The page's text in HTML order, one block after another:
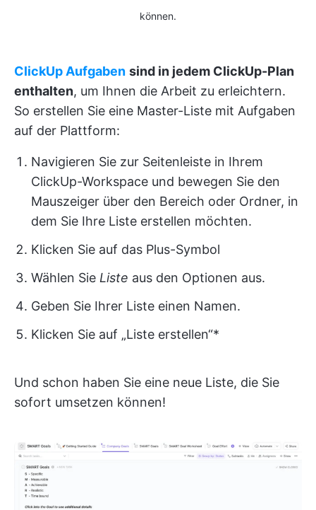
können.
ClickUp Aufgaben sind in jedem ClickUp-Plan
enthalten, um Ihnen die Arbeit zu erleichtern.
So erstellen Sie eine Master-Liste mit Aufgaben
auf der Plattform:
Navigieren Sie zur Seitenleiste in Ihrem
ClickUp-Workspace und bewegen Sie den
Mauszeiger über den Bereich oder Ordner, in
dem Sie Ihre Liste erstellen möchten.
Klicken Sie auf das Plus-Symbol
Wählen Sie Liste aus den Optionen aus.
Geben Sie Ihrer Liste einen Namen.
Klicken Sie auf „Liste erstellen“*
Und schon haben Sie eine neue Liste, die Sie
sofort umsetzen können!